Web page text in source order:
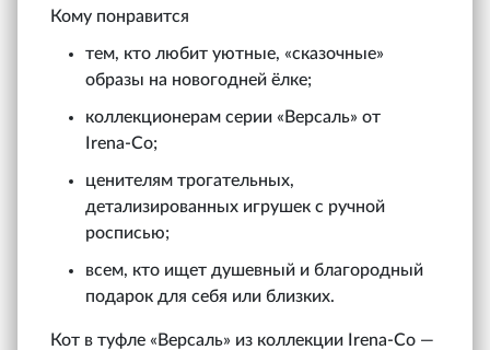
Кому понравится
тем, кто любит уютные, «сказочные»
образы на новогодней ёлке;
коллекционерам серии «Версаль» от
Irena‑Co;
ценителям трогательных,
детализированных игрушек с ручной
росписью;
всем, кто ищет душевный и благородный
подарок для себя или близких.
Кот в туфле «Версаль» из коллекции Irena‑Co —